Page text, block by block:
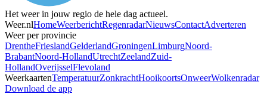
Het weer in jouw regio de hele dag actueel.
Weer.nlHomeWeerberichtRegenradarNieuwsContactAdverteren
Weer per provincie
DrentheFrieslandGelderlandGroningenLimburgNoord-
BrabantNoord-HollandUtrechtZeelandZuid-
HollandOverijsselFlevoland
WeerkaartenTemperatuurZonkrachtHooikoortsOnweerWolkenradar
Download de app